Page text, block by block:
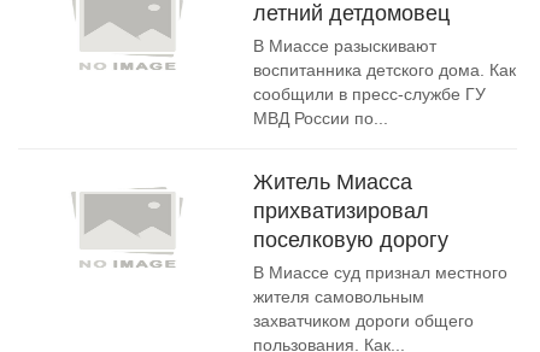
летний детдомовец
В Миассе разыскивают
воспитанника детского дома. Как
сообщили в пресс-службе ГУ
МВД России по...
Житель Миасса
прихватизировал
поселковую дорогу
В Миассе суд признал местного
жителя самовольным
захватчиком дороги общего
пользования. Как...